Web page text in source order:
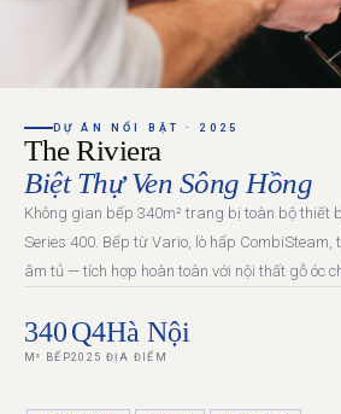
→ GỬI YÊU CẦU BÁO GIÁ
DỰ ÁN NỔI BẬT · 2025
The Riviera
Biệt Thự Ven Sông Hồng
Không gian bếp 340m² trang bị toàn bộ thiết
Series 400. Bếp từ Vario, lò hấp CombiSteam,
âm tủ — tích hợp hoàn toàn với nội thất gỗ óc
340
M² BẾP
Q4
2025
Hà Nội
ĐỊA ĐIỂM